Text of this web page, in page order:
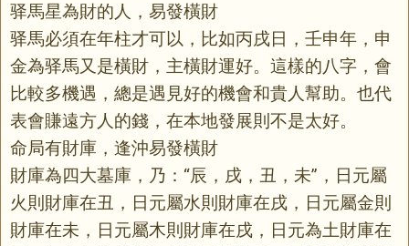
驿馬星為財的人，易發橫財
驿馬必須在年柱才可以，比如丙戌日，壬申年，申
金為驿馬又是橫財，主橫財運好。這樣的八字，會
比較多機遇，總是遇見好的機會和貴人幫助。也代
表會賺遠方人的錢，在本地發展則不是太好。
命局有財庫，逢沖易發橫財
財庫為四大墓庫，乃：“辰，戌，丑，未”，日元屬
火則財庫在丑，日元屬水則財庫在戌，日元屬金則
財庫在未，日元屬木則財庫在戌，日元為土財庫在